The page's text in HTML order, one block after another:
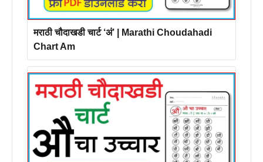
मराठी चौदाखडी चार्ट ‘अं’ | Marathi Choudahadi
Chart Am